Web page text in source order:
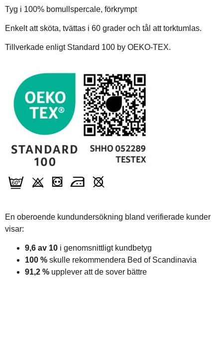
Tyg i 100% bomullspercale, förkrympt
Enkelt att sköta, tvättas i 60 grader och tål att torktumlas.
Tillverkade enligt Standard 100 by OEKO-TEX.
En oberoende kundundersökning bland verifierade kunder
visar:
9,6 av 10 i genomsnittligt kundbetyg
100 % skulle rekommendera Bed of Scandinavia
91,2 % upplever att de sover bättre